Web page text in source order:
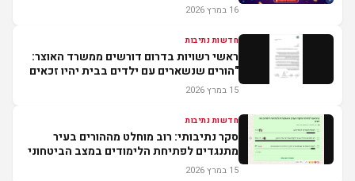
16 במרץ 2026
חדשות נתיבות
ראשי רשויות בדרום דורשים ממשרד האוצר:
"הורים שנשארים עם ילדים בבית יהיו זכאים
לפיצוי
15 במרץ 2026
חדשות נתיבות
סקר נתיבותי: רוב מוחלט מההורים בעיר
מתנגדים לפתיחת הלימודים במצב הביטחוני
הנוכחי
15 במרץ 2026